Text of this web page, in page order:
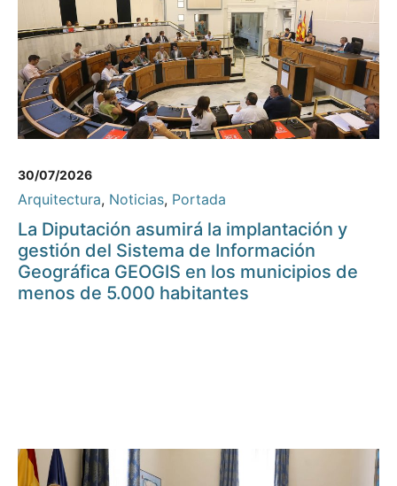
30/07/2026
Arquitectura, Noticias, Portada
La Diputación asumirá la implantación y
gestión del Sistema de Información
Geográfica GEOGIS en los municipios de
menos de 5.000 habitantes